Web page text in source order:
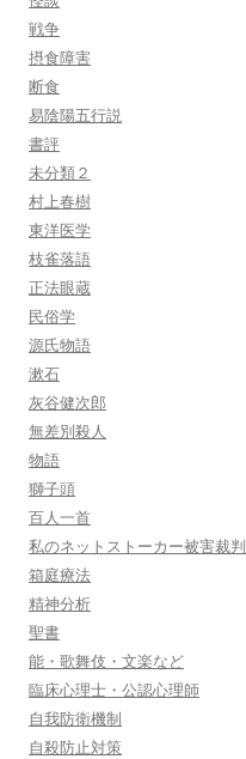
戦争
摂食障害
断食
易陰陽五行説
書評
未分類２
村上春樹
東洋医学
枝雀落語
正法眼蔵
民俗学
源氏物語
漱石
灰谷健次郎
無差別殺人
物語
獅子頭
百人一首
私のネットストーカー被害裁判
箱庭療法
精神分析
聖書
能・歌舞伎・文楽など
臨床心理士・公認心理師
自我防衛機制
自殺防止対策